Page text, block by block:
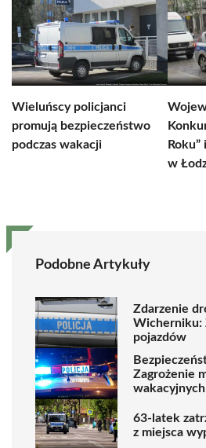
Wieluńscy policjanci
promują bezpieczeństwo
podczas wakacji
w
Podobne Artykuły
Zdarzenie
Wicherniku:
pojazdów
Zagrożenie
63-latek
z miejsca